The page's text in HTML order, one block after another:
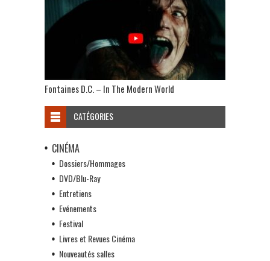
Fontaines D.C. – In The Modern World
CATÉGORIES
CINÉMA
Dossiers/Hommages
DVD/Blu-Ray
Entretiens
Evénements
Festival
Livres et Revues Cinéma
Nouveautés salles